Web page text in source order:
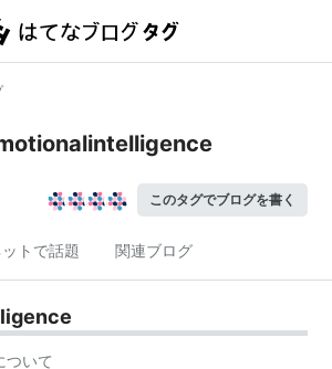
このタグでブログを書く
トで話題 関連ブログ
ついて